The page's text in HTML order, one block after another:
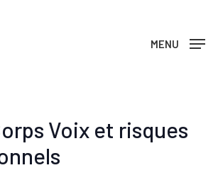
MENU
Voix et risques